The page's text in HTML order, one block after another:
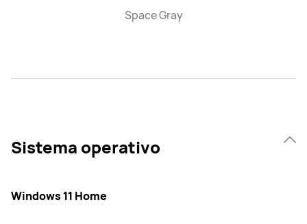
Space Gray
Sistema operativo
Windows 11 Home